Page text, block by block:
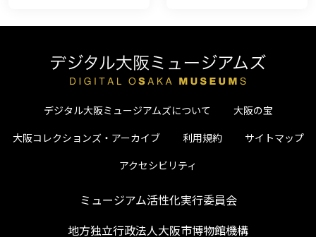
デジタル大阪ミュージアムズについて
大阪の宝
大阪コレクションズ・アーカイブ
利用規約
サイトマップ
アクセシビリティ
ミュージアム活性化実行委員会
地方独立行政法人大阪市博物館機構